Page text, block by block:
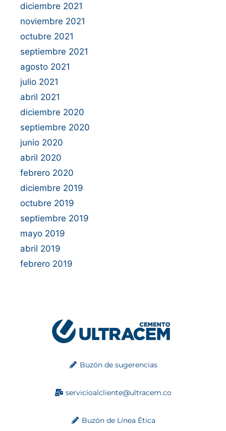
diciembre 2021
noviembre 2021
octubre 2021
septiembre 2021
agosto 2021
julio 2021
abril 2021
diciembre 2020
septiembre 2020
junio 2020
abril 2020
febrero 2020
diciembre 2019
octubre 2019
septiembre 2019
mayo 2019
abril 2019
febrero 2019
Buzón de sugerencias
servicioalcliente@ultracem.co
Buzón de Línea Ética